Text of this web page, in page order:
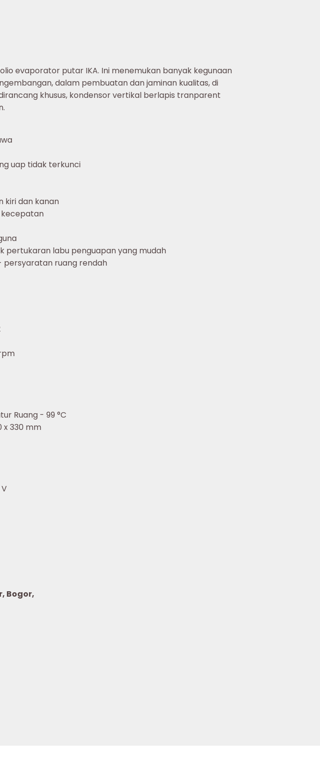
evaporator putar IKA. Ini menemukan banyak kegunaan
dalam pembuatan dan jaminan kualitas, di
khusus, kondensor vertikal berlapis tranparent
uap tidak terkunci
kiri dan kanan
pertukaran labu penguapan yang mudah
persyaratan ruang rendah
Ruang - 99 °C
x 330 mm
Bogor,